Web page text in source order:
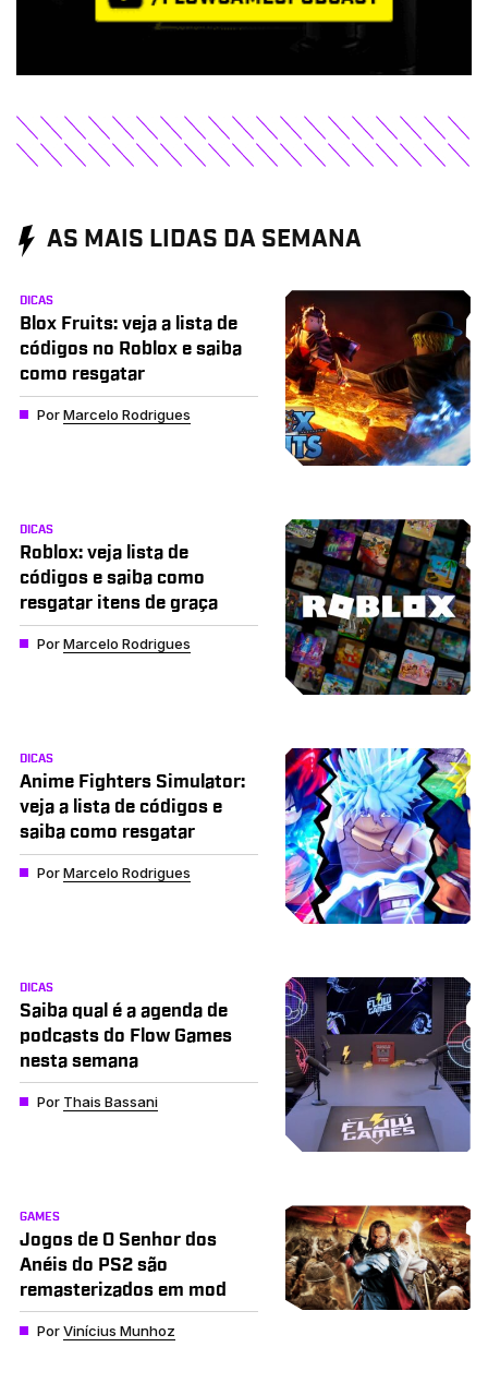
AS MAIS LIDAS DA SEMANA
DICAS
Blox Fruits: veja a lista de
códigos no Roblox e saiba
como resgatar
PorMarcelo Rodrigues
DICAS
Roblox: veja lista de
códigos e saiba como
resgatar itens de graça
PorMarcelo Rodrigues
DICAS
Anime Fighters Simulator:
veja a lista de códigos e
saiba como resgatar
PorMarcelo Rodrigues
DICAS
Saiba qual é a agenda de
podcasts do Flow Games
nesta semana
Por Thais Bassani
GAMES
Jogos de O Senhor dos
Anéis do PS2 são
remasterizados em mod
PorVinícius Munhoz